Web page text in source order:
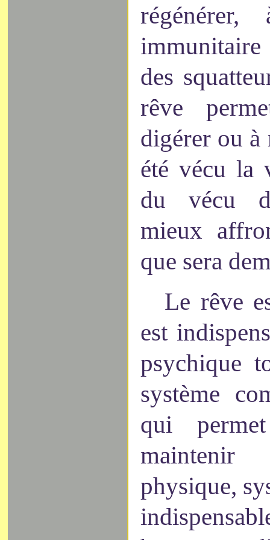
immunitaire
des
rêve
digérer ou à
été vécu la
du vécu
mieux
que sera
Le rêve
est
psychique
système
qui
physique,